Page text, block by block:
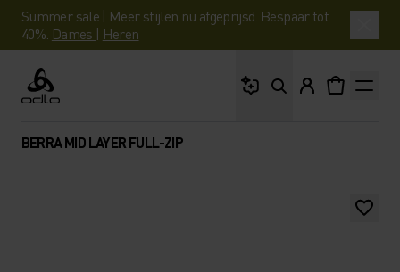
Summer sale | Meer stijlen nu afgeprijsd. Bespaar tot
40%. Dames | Heren
Odlo
BERRA MID LAYER FULL-ZIP